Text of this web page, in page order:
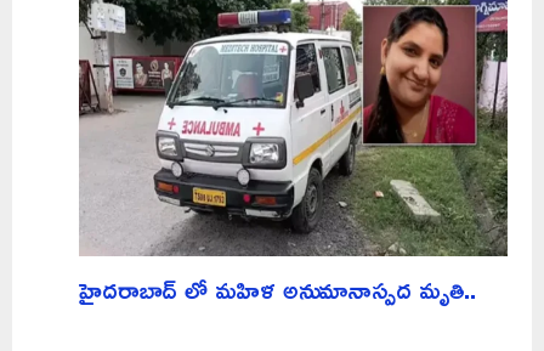
హైదరాబాద్ లో మహిళ అనుమానాస్పద మృతి..